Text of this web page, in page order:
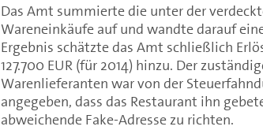
Das Amt summierte die unter der
Wareneinkäufe auf und wandte darauf
Ergebnis schätzte das Amt schließlich
127.700 EUR (für 2014) hinzu. Der
Warenlieferanten war von der
angegeben, dass das Restaurant ihn
abweichende Fake-Adresse zu richten.